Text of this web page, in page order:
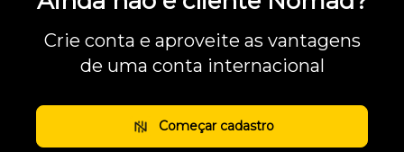
Crie conta e aproveite as vantagens
de uma conta internacional
Começar cadastro